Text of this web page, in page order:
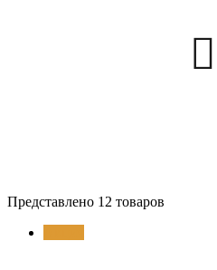
Представлено 12 товаров